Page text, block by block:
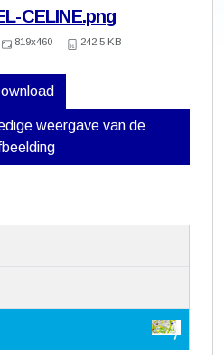
CELINE.png
819x460 242.5 KB
weergave van de